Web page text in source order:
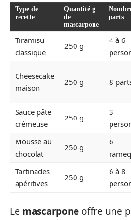
Type de
recette
Quantité g
de
mascarpone
parts
Tiramisu
classique
250 g
4 à 6
Cheesecake
maison
250 g 8
Sauce pâte
crémeuse
250 g
3
Mousse au
chocolat
250 g
6
Tartinades
apéritives
250 g
6 à 8
Le mascarpone offre une